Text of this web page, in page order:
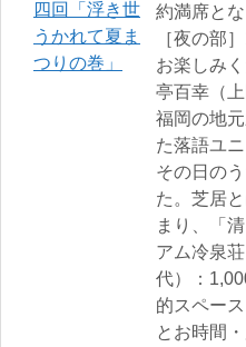
約満席と
［夜の部
お楽しみ
亭百幸（
福岡の地
た落語ユ
その日の
た。芝居
まり、「
アム冷泉
代）：
的スペー
とお時間